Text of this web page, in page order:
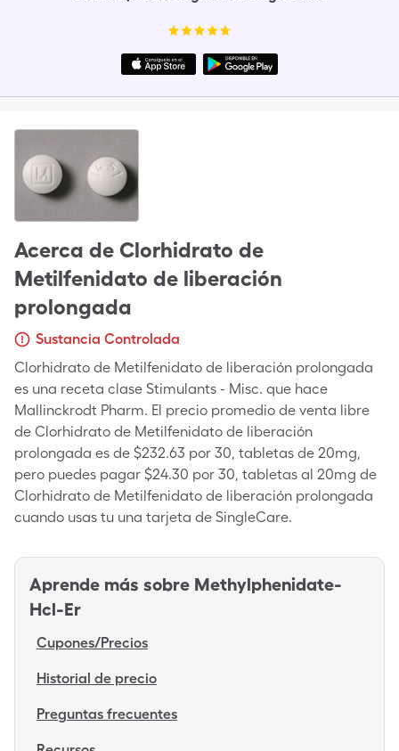
Acerca de Clorhidrato de
Metilfenidato de liberación
prolongada
Sustancia Controlada
Clorhidrato de Metilfenidato de liberación prolongada
es una receta clase Stimulants - Misc. que hace
Mallinckrodt Pharm. El precio promedio de venta libre
de Clorhidrato de Metilfenidato de liberación
prolongada es de $232.63 por 30, tabletas de 20mg,
pero puedes pagar $24.30 por 30, tabletas al 20mg de
Clorhidrato de Metilfenidato de liberación prolongada
cuando usas tu una tarjeta de SingleCare.
Aprende más sobre Methylphenidate-
Hcl-Er
Cupones/Precios
Historial de precio
Preguntas frecuentes